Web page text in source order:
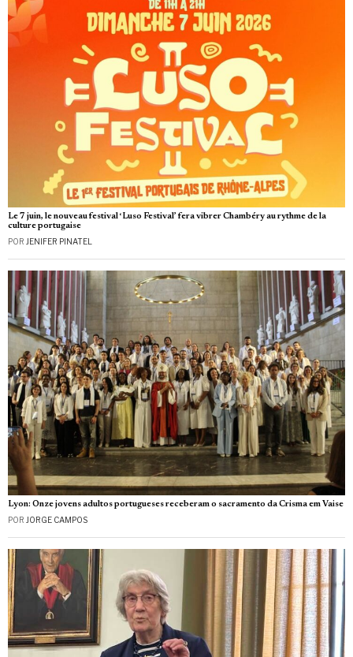
Le 7 juin, le nouveau festival ‘Luso Festival’ fera vibrer Chambéry au rythme de la
culture portugaise
POR JENIFER PINATEL
Lyon: Onze jovens adultos portugueses receberam o sacramento da Crisma em Vaise
POR JORGE CAMPOS